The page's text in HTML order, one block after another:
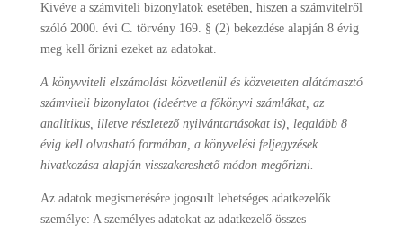
Kivéve a számviteli bizonylatok esetében, hiszen a számvitelről
szóló 2000. évi C. törvény 169. § (2) bekezdése alapján 8 évig
meg kell őrizni ezeket az adatokat.
A könyvviteli elszámolást közvetlenül és közvetetten alátámasztó
számviteli bizonylatot (ideértve a főkönyvi számlákat, az
analitikus, illetve részletező nyilvántartásokat is), legalább 8
évig kell olvasható formában, a könyvelési feljegyzések
hivatkozása alapján visszakereshető módon megőrizni.
Az adatok megismerésére jogosult lehetséges adatkezelők
személye: A személyes adatokat az adatkezelő összes